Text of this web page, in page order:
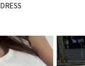
DRESS